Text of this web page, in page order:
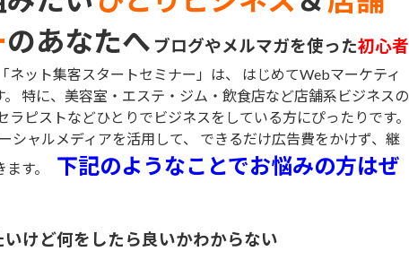
のあなたへ ブログやメルマガを使った初心者
ネット集客スタートセミナー」は、 はじめてWebマーケティ
特に、美容室・エステ・ジム・飲食店など店舗系ビジネスの
ピストなどひとりでビジネスをしている方にぴったりです。
シャルメディアを活用して、 できるだけ広告費をかけず、継
ます。 下記のようなことでお悩みの方はぜ
けど何をしたら良いかわからない